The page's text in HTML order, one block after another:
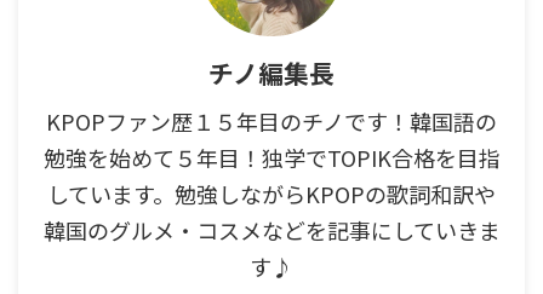
チノ編集長
KPOPファン歴１５年目のチノです！韓国語の
勉強を始めて５年目！独学でTOPIK合格を目指
しています。勉強しながらKPOPの歌詞和訳や
韓国のグルメ・コスメなどを記事にしていきま
す♪